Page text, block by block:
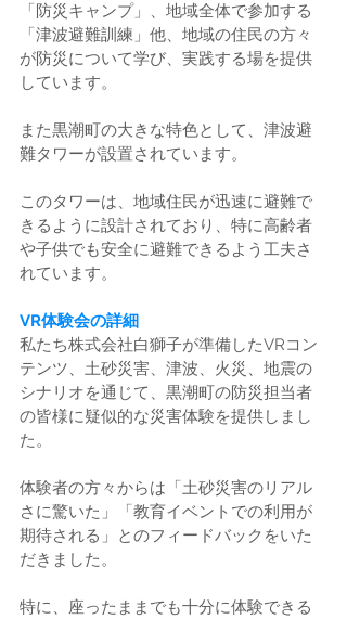
「防災キャンプ」、地域全体で参加する
「津波避難訓練」他、地域の住民の方々
が防災について学び、実践する場を提供
しています​。
また黒潮町の大きな特色として、津波避
難タワーが設置されています。
このタワーは、地域住民が迅速に避難で
きるように設計されており、特に高齢者
や子供でも安全に避難できるよう工夫さ
れています。
VR体験会の詳細
私たち株式会社白獅子が準備したVRコン
テンツ、土砂災害、津波、火災、地震の
シナリオを通じて、黒潮町の防災担当者
の皆様に疑似的な災害体験を提供しまし
た。
体験者の方々からは「土砂災害のリアル
さに驚いた」「教育イベントでの利用が
期待される」とのフィードバックをいた
だきました。
特に、座ったままでも十分に体験できる